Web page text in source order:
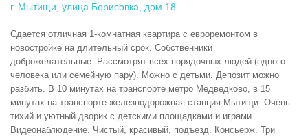
г. Мытищи, улица Борисовка, дом 18
Сдается отличная 1-комнатная квартира с евроремонтом в
новостройке на длительный срок. Собственники
доброжелательные. Рассмотрят всех порядочных людей (одного
человека или семейную пару). Можно с детьми. Депозит можно
разбить. В 10 минутах на транспорте метро Медведково, в 15
минутах на транспорте железнодорожная станция Мытищи. Очень
тихий и уютный дворик с детскими площадками и играми.
Видеонаблюдение. Чистый, красивый, подъезд. Консьерж. Три